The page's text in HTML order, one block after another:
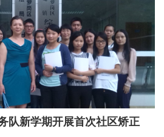
导师分班级深入到学生宿舍，和
他们近期生活和学习的情况及遇到
钟秀慧老师告诉学生一年级的学习
...
队新学期开展首次社区矫正